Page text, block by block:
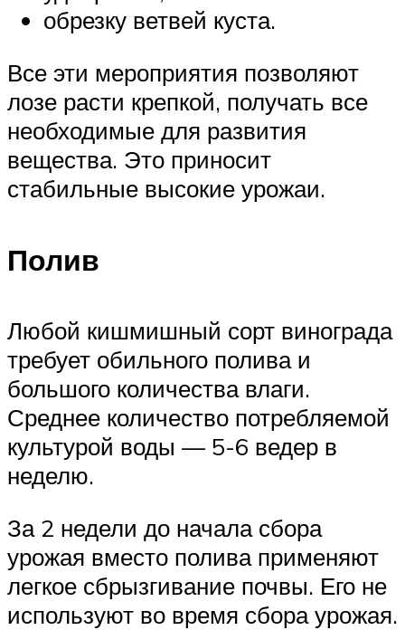
обрезку ветвей куста.
Все эти мероприятия позволяют
лозе расти крепкой, получать все
необходимые для развития
вещества. Это приносит
стабильные высокие урожаи.
Полив
Любой кишмишный сорт винограда
требует обильного полива и
большого количества влаги.
Среднее количество потребляемой
культурой воды — 5-6 ведер в
неделю.
За 2 недели до начала сбора
урожая вместо полива применяют
легкое сбрызгивание почвы. Его не
используют во время сбора урожая.